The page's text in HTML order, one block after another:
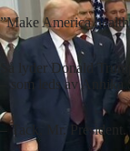
”Make America
Så lyder Donald
– som leds av Annika
– Tack, Mr.